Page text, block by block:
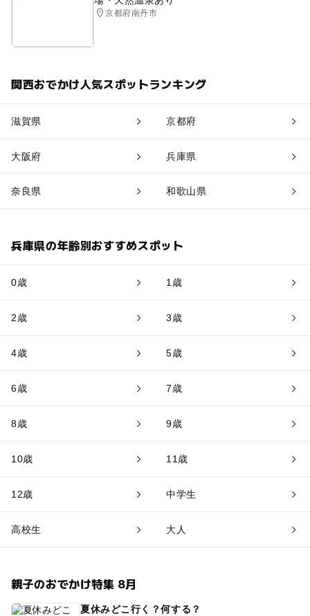
京都府南丹市
関西おでかけ人気スポットランキング
滋賀県 京都府
大阪府 兵庫県
奈良県 和歌山県
兵庫県の年齢別おすすめスポット
0歳 1歳
2歳 3歳
4歳 5歳
6歳 7歳
8歳 9歳
10歳 11歳
12歳 中学生
高校生 大人
親子のおでかけ特集 8月
夏休みどこ行く？何する？